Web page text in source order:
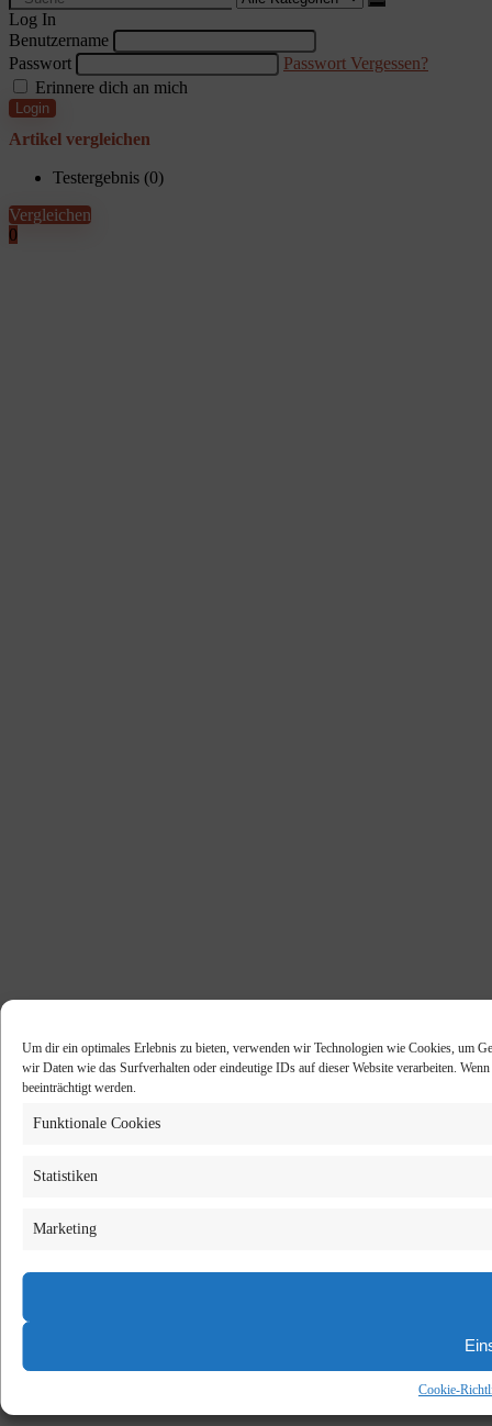
Um dir ein optimales Erlebnis zu bieten, verwenden wir Technologien wie Cookies, um
wir Daten wie das Surfverhalten oder eindeutige IDs auf dieser Website verarbeiten.
beeinträchtigt werden.
Funktionale Cookies
Statistiken
Marketing
Cookie-
for:
Log In
Benutzername
Passwort
Passwort Vergessen?
Erinnere dich an mich
Login
Artikel vergleichen
Testergebnis (0)
Vergleichen
0